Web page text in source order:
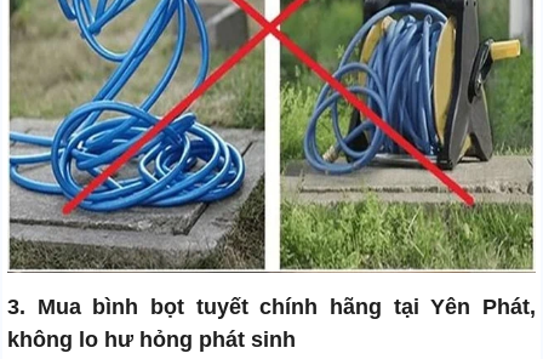
3. Mua bình bọt tuyết chính hãng tại Yên Phát,
không lo hư hỏng phát sinh